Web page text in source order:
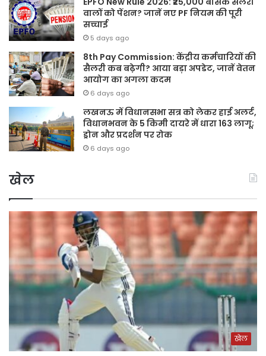
वालों को पेंशन? जानें नए PF नियम की पूरी
सच्चाई
5 days ago
8th Pay Commission: केंद्रीय कर्मचारियों की
सैलरी कब बढ़ेगी? आया बड़ा अपडेट, जानें वेतन
आयोग का अगला कदम
6 days ago
लखनऊ में विधानसभा सत्र को लेकर हाई अलर्ट,
विधानभवन के 5 किमी दायरे में धारा 163 लागू;
ड्रोन और प्रदर्शन पर रोक
6 days ago
खेल
खेल